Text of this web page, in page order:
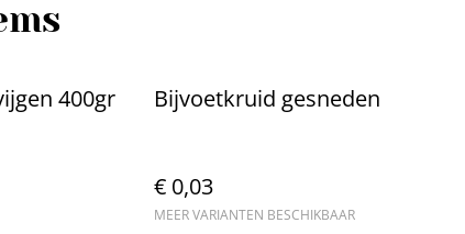
400gr Bijvoetkruid gesneden
€ 0,03
MEER VARIANTEN BESCHIKBAAR